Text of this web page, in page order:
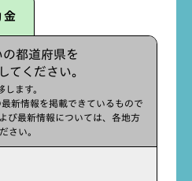
の都道府県を
てください。
ます。
新情報を掲載できているもので
び最新情報については、各地方
さい。